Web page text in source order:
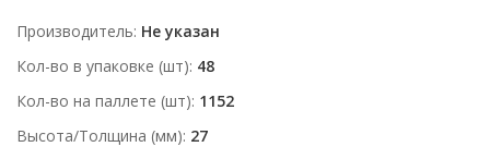
Производитель Не указан
Кол-во в упаковке (шт) 48
Кол-во на паллете (шт) 1152
Высота/Толщина (мм) 27